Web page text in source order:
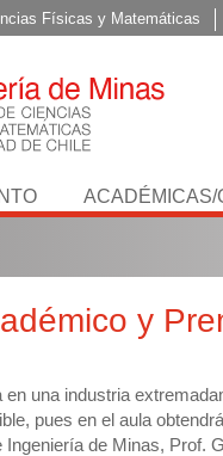
Físicas y Matemáticas
ACADÉMICAS/
y
en una industria
pues en el aula
de Minas, Prof.